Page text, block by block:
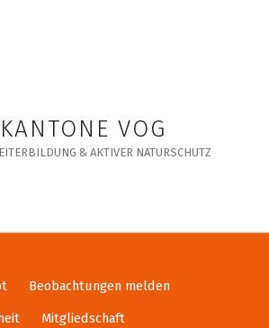
VOG
& AKTIVER NATURSCHUTZ
bei Facebook
Beobachtungen melden
Mitgliedschaft